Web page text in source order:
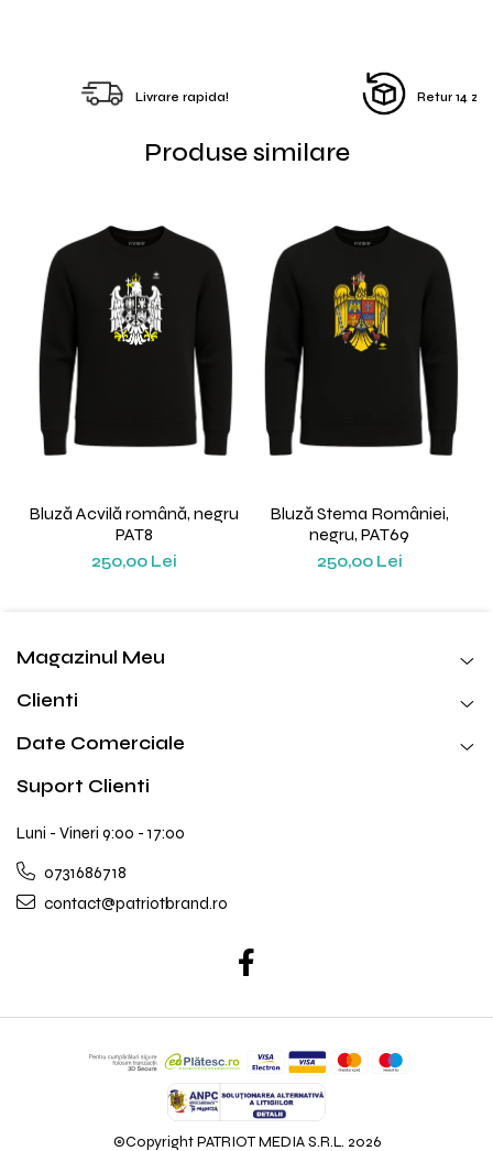
Livrare rapida! Retur 14
Produse similare
Bluză Acvilă română, negru
PAT8
250,00 Lei
Bluză Stema României,
negru, PAT69
250,00 Lei
Magazinul Meu
Clienti
Date Comerciale
Suport Clienti
Luni - Vineri 9:00 - 17:00
0731686718
contact@patriotbrand.ro
©Copyright PATRIOT MEDIA S.R.L. 2026